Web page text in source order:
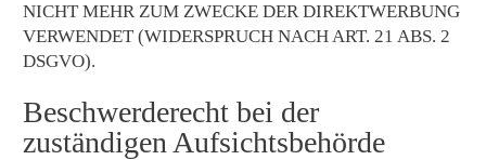
NICHT MEHR ZUM ZWECKE DER DIREKTWERBUNG
VERWENDET (WIDERSPRUCH NACH ART. 21 ABS. 2
DSGVO).
Beschwerde­recht bei der
zuständigen Aufsichts­behörde